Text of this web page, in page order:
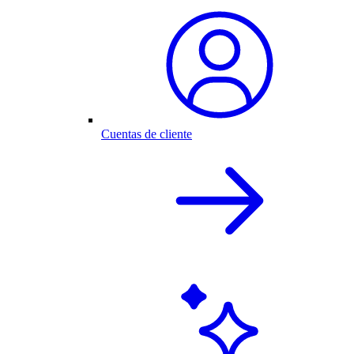
Cuentas de cliente